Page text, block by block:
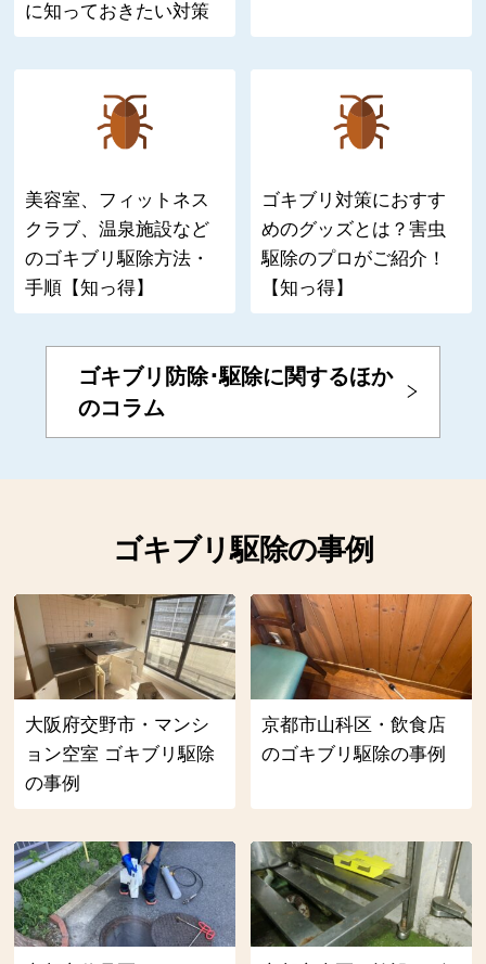
に知っておきたい対策
美容室、フィットネス
クラブ、温泉施設など
のゴキブリ駆除方法・
手順【知っ得】
ゴキブリ対策におすす
めのグッズとは？害虫
駆除のプロがご紹介！
【知っ得】
ゴキブリ防除･駆除に関するほか
のコラム
ゴキブリ駆除の事例
大阪府交野市・マンシ
ョン空室 ゴキブリ駆除
の事例
京都市山科区・飲食店
のゴキブリ駆除の事例